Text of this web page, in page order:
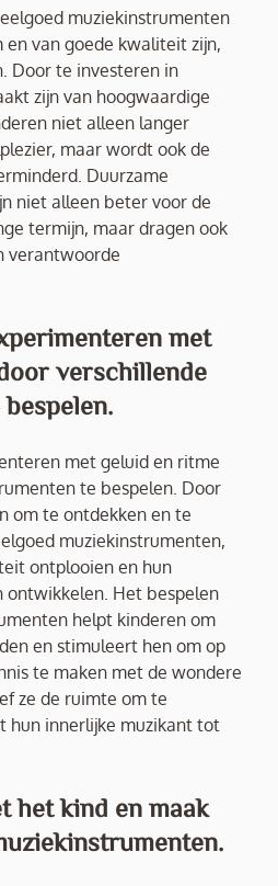
muziekinstrumenten
en van goede kwaliteit zijn,
Door te investeren in
zijn van hoogwaardige
niet alleen langer
maar wordt ook de
Duurzame
niet alleen beter voor de
termijn, maar dragen ook
verantwoorde
met
verschillende
met geluid en ritme
te bespelen. Door
om te ontdekken en te
muziekinstrumenten,
ontplooien en hun
ontwikkelen. Het bespelen
helpt kinderen om
en stimuleert hen om op
te maken met de wondere
ze de ruimte om te
hun innerlijke muzikant tot
het kind en maak